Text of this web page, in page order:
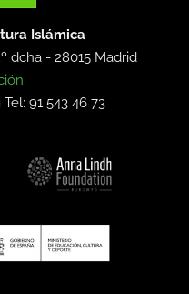
Islámica
dcha -28015 Madrid
Tel: 91 543 46 73